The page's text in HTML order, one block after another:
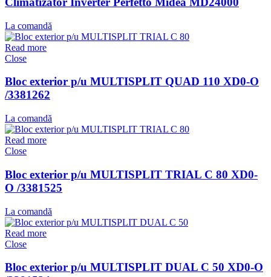
La comandă
Read more
Close
Bloc exterior p/u MULTISPLIT QUAD 110 XD0-O
/3381262
La comandă
Read more
Close
Bloc exterior p/u MULTISPLIT TRIAL C 80 XD0-
O /3381525
La comandă
Read more
Close
Bloc exterior p/u MULTISPLIT DUAL C 50 XD0-O